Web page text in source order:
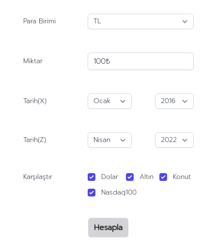
Para Birimi
Miktar
Tarih(X)
Tarih(Z)
Karşılaştır Dolar Altın
Konut
Nasdaq100
Hesapla